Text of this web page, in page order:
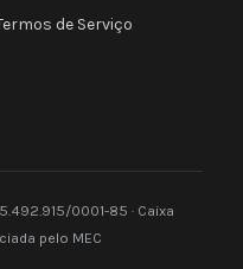
de Serviço
0001-85 · Caixa
pelo MEC